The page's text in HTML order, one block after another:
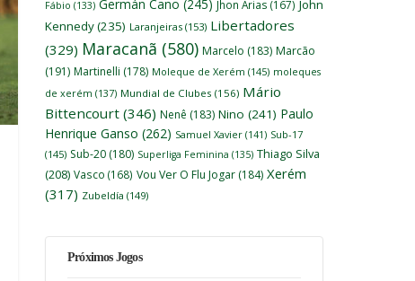
Fábio (133) Germán Cano (245) Jhon Arias (167) John
Kennedy(235) Laranjeiras (153) Libertadores
(329) Maracanã (580) Marcelo (183) Marcão
(191) Martinelli (178) Moleque de Xerém (145) moleques
de xerém (137) Mundial de Clubes (156) Mário
Bittencourt (346) Nenê (183) Nino (241) Paulo
Henrique Ganso (262) Samuel Xavier (141) Sub-17
(145) Sub-20 (180) Superliga Feminina (135) Thiago Silva
(208) Vasco (168) Vou Ver O Flu Jogar (184) Xerém
(317) Zubeldía (149)
Próximos Jogos